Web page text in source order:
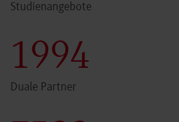
Studienangebote
2000
Duale Partner